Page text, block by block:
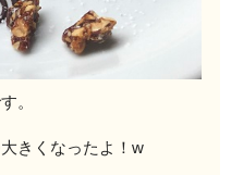
。
きくなったよ！w